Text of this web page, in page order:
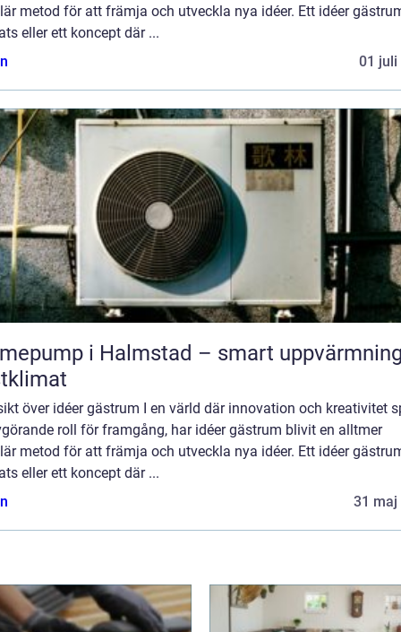
metod för att främja och utveckla nya idéer. Ett idéer
eller ett koncept där ...
01 juli
i Halmstad – smart
över idéer gästrum I en värld där innovation och kreativitet
roll för framgång, har idéer gästrum blivit en alltmer
metod för att främja och utveckla nya idéer. Ett idéer
eller ett koncept där ...
31 maj